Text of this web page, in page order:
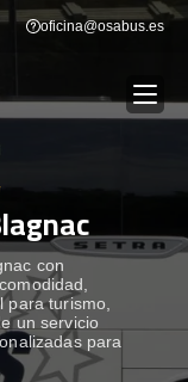
oficina@osabus.es
Show dropdown
Show dropdown
con
turismo,
un servicio
para